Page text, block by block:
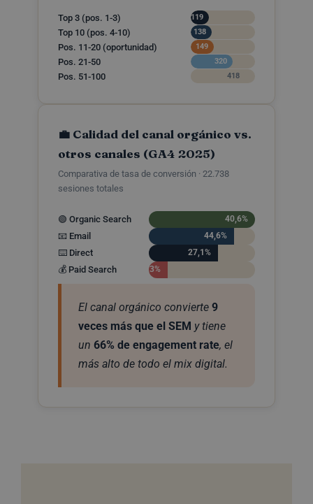
Top 3 (pos. 1-3) 119
Top 10 (pos. 4-10) 138
Pos. 11-20 (oportunidad) 149
Pos. 21-50 320
Pos. 51-100 418
💼 Calidad del canal orgánico vs.
otros canales (GA4 2025)
Comparativa de tasa de conversión · 22.738
sesiones totales
🟢 Organic Search 40,6%
📧 Email 44,6%
⌨️ Direct 27,1%
💰 Paid Search 4,3%
El canal orgánico convierte 9
veces más que el SEM y tiene
un 66% de engagement rate, el
más alto de todo el mix digital.